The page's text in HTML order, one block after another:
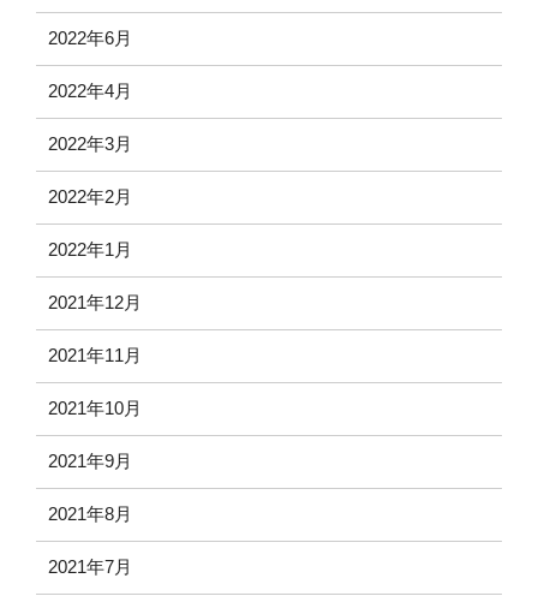
2022年6月
2022年4月
2022年3月
2022年2月
2022年1月
2021年12月
2021年11月
2021年10月
2021年9月
2021年8月
2021年7月